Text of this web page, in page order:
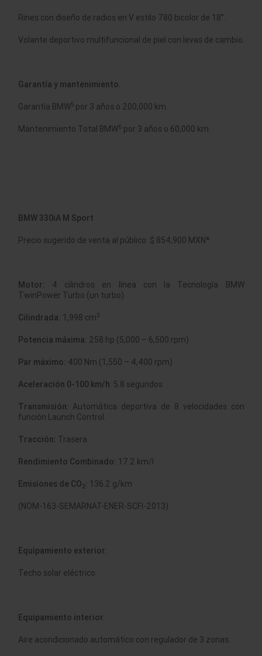
Rines con diseño de radios en V estilo 780 bicolor de 18”.
Volante deportivo multifuncional de piel con levas de cambio.
Garantía y mantenimiento.
Garantía BMW5por 3 años o 200,000 km.
Mantenimiento Total BMW6por 3 años o 60,000 km.
BMW 330iA M Sport
Precio sugerido de venta al público: $ 854,900 MXN*
Motor: 4 cilindros en línea con la Tecnología BMW
TwinPower Turbo (un turbo)
Cilindrada: 1,998 cm 3
Potencia máxima: 258 hp (5,000 – 6,500 rpm)
Par máximo: 400 Nm (1,550 – 4,400 rpm)
Aceleración 0-100 km/h: 5.8 segundos
Transmisión: Automática deportiva de 8 velocidades con
función Launch Control.
Tracción: Trasera.
Rendimiento Combinado: 17.2 km/l
Emisiones de CO2: 136.2 g/km
(NOM-163-SEMARNAT-ENER-SCFI-2013)
Equipamiento exterior.
Techo solar eléctrico.
Equipamiento interior.
Aire acondicionado automático con regulador de 3 zonas.